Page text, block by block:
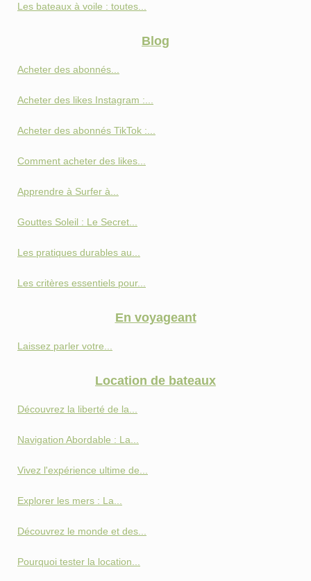
Les bateaux à voile : toutes...
Blog
Acheter des abonnés...
Acheter des likes Instagram :...
Acheter des abonnés TikTok :...
Comment acheter des likes...
Apprendre à Surfer à...
Gouttes Soleil : Le Secret...
Les pratiques durables au...
Les critères essentiels pour...
En voyageant
Laissez parler votre...
Location de bateaux
Découvrez la liberté de la...
Navigation Abordable : La...
Vivez l'expérience ultime de...
Explorer les mers : La...
Découvrez le monde et des...
Pourquoi tester la location...